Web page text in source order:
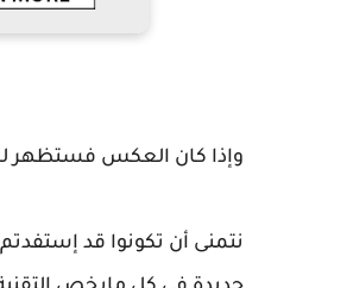
وإذا كان العكس فستظهر
نتمنى أن تكونوا قد